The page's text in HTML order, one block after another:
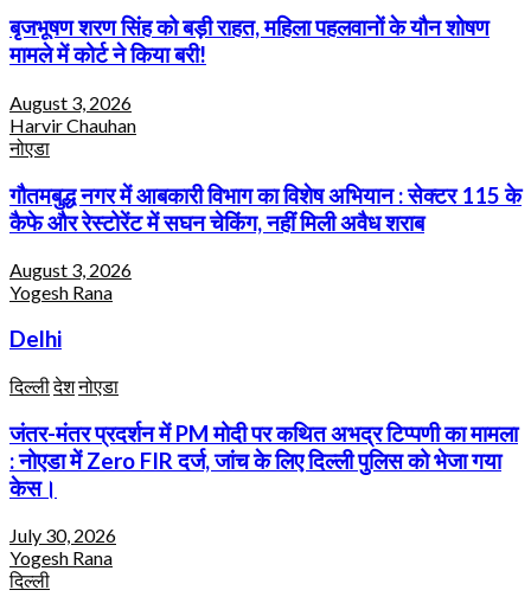
बृजभूषण शरण सिंह को बड़ी राहत, महिला पहलवानों के यौन शोषण
मामले में कोर्ट ने किया बरी!
August 3, 2026
Harvir Chauhan
नोएडा
गौतमबुद्ध नगर में आबकारी विभाग का विशेष अभियान : सेक्टर 115 के
कैफे और रेस्टोरेंट में सघन चेकिंग, नहीं मिली अवैध शराब
August 3, 2026
Yogesh Rana
Delhi
दिल्लीदेशनोएडा
जंतर-मंतर प्रदर्शन में PM मोदी पर कथित अभद्र टिप्पणी का मामला
: नोएडा में Zero FIR दर्ज, जांच के लिए दिल्ली पुलिस को भेजा गया
केस।
July 30, 2026
Yogesh Rana
दिल्ली